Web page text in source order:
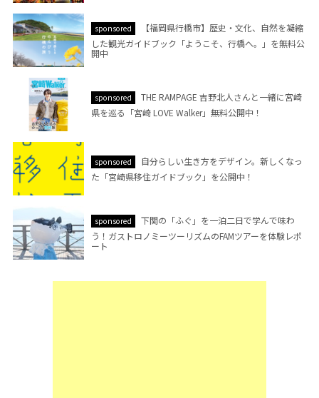
sponsored
【福岡県行橋市】歴史・文化、自然を凝縮
した観光ガイドブック「ようこそ、行橋へ。」を無料公
開中
sponsored
THE RAMPAGE 吉野北人さんと一緒に宮崎
県を巡る「宮崎 LOVE Walker」無料公開中！
sponsored
自分らしい生き方をデザイン。新しくなっ
た「宮崎県移住ガイドブック」を公開中！
sponsored
下関の「ふぐ」を一泊二日で学んで味わ
う！ガストロノミーツーリズムのFAMツアーを体験レポ
ート